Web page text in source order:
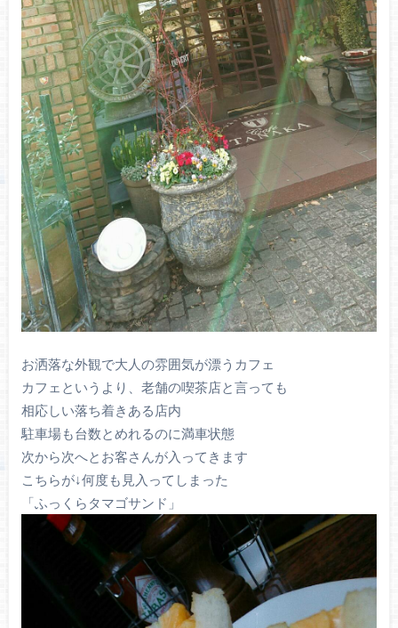
お洒落な外観で大人の雰囲気が漂うカフェ
カフェというより、老舗の喫茶店と言っても
相応しい落ち着きある店内
駐車場も台数とめれるのに満車状態
次から次へとお客さんが入ってきます
こちらが↓何度も見入ってしまった
「ふっくらタマゴサンド」